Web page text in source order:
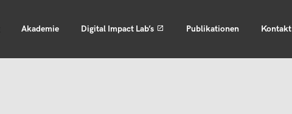
Akademie Digital Impact Lab’s Publikationen Kontakt